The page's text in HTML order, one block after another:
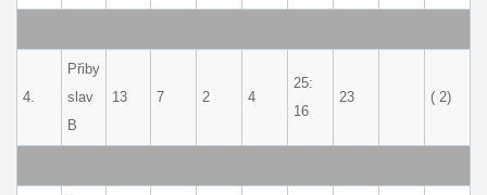
4.
Přiby
slav
B
13 7 2 4
25:
16
23 ( 2)